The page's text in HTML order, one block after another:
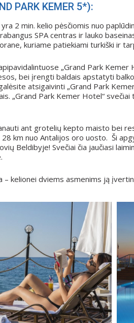
PARK KEMER 5*):
2 min. kelio pėsčiomis nuo
SPA centras ir lauko
kuriame patiekiami turkiški ir
„Grand Park
bei įrengti baldais apstatyti
atsigaivinti „Grand Park
„Grand Park Kemer Hotel“
ant grotelių kepto maisto bei
km nuo Antalijos oro uosto. Ši
Beldibyje! Svečiai čia jaučiasi
– kelionei dviems asmenims ją